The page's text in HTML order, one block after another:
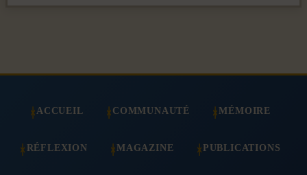
ACCUEIL COMMUNAUTÉ MÉMOIRE
RÉFLEXION MAGAZINE PUBLICATIONS